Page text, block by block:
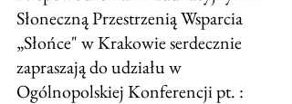
Słoneczną Przestrzenią Wsparcia
„Słońce" w Krakowie serdecznie
zapraszają do udziału w
Ogólnopolskiej Konferencji pt. :